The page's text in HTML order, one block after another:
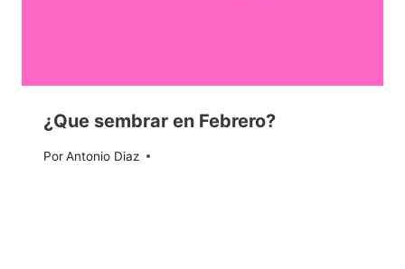
¿Que sembrar en Febrero?
PorAntonio Diaz
31/01/2017